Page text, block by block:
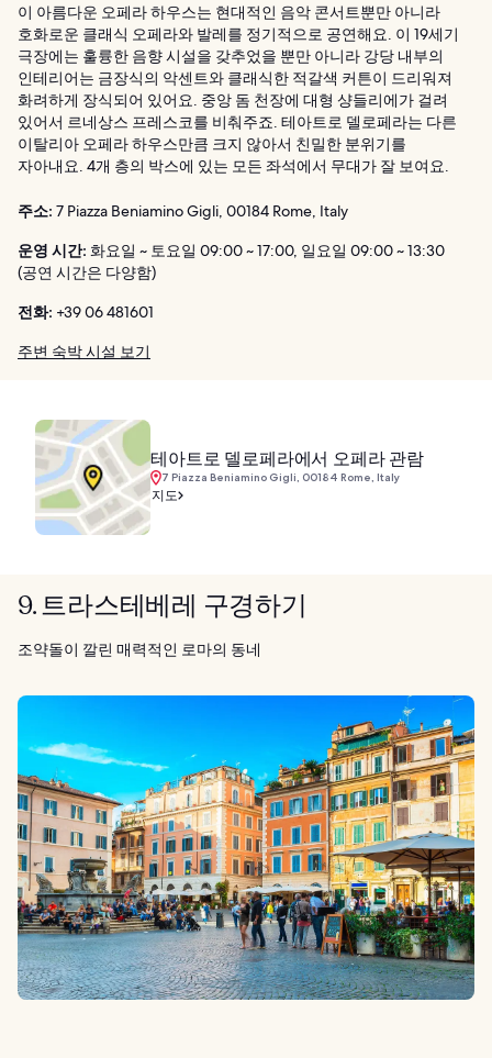
이 아름다운 오페라 하우스는 현대적인 음악 콘서트뿐만 아니라
호화로운 클래식 오페라와 발레를 정기적으로 공연해요. 이 19세기
극장에는 훌륭한 음향 시설을 갖추었을 뿐만 아니라 강당 내부의
인테리어는 금장식의 악센트와 클래식한 적갈색 커튼이 드리워져
화려하게 장식되어 있어요. 중앙 돔 천장에 대형 샹들리에가 걸려
있어서 르네상스 프레스코를 비춰주죠. 테아트로 델로페라는 다른
이탈리아 오페라 하우스만큼 크지 않아서 친밀한 분위기를
자아내요. 4개 층의 박스에 있는 모든 좌석에서 무대가 잘 보여요.
주소: 7 Piazza Beniamino Gigli, 00184 Rome, Italy
운영 시간: 화요일 ~ 토요일 09:00 ~ 17:00, 일요일 09:00 ~ 13:30
(공연 시간은 다양함)
전화: +39 06 481601
주변 숙박 시설 보기
테아트로 델로페라에서 오페라 관람
7 Piazza Beniamino Gigli, 00184 Rome, Italy
지도
9. 트라스테베레 구경하기
조약돌이 깔린 매력적인 로마의 동네